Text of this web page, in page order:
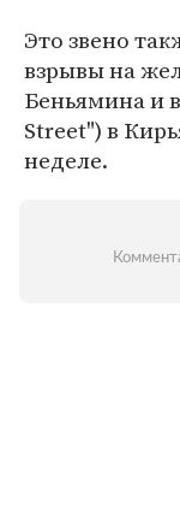
Это звено
взрывы на
Беньямина и
Street") в
неделе.